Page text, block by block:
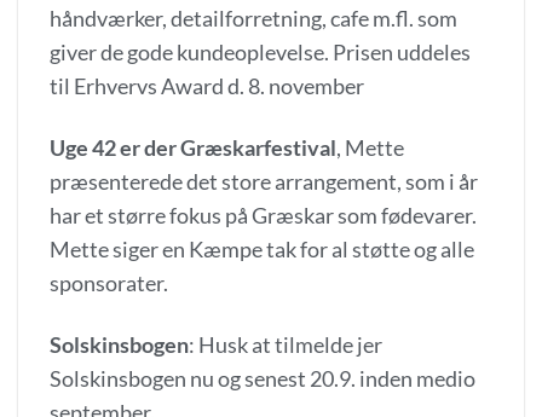
håndværker, detailforretning, cafe m.fl. som
giver de gode kundeoplevelse. Prisen uddeles
til Erhvervs Award d. 8. november
Uge 42 er der Græskarfestival, Mette
præsenterede det store arrangement, som i år
har et større fokus på Græskar som fødevarer.
Mette siger en Kæmpe tak for al støtte og alle
sponsorater.
Solskinsbogen: Husk at tilmelde jer
Solskinsbogen nu og senest 20.9. inden medio